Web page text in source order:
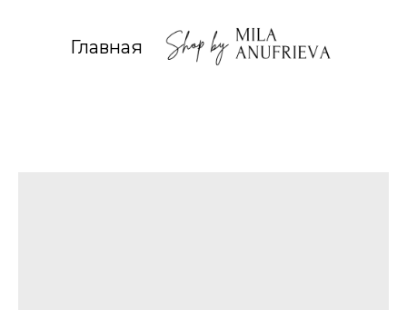
Главная